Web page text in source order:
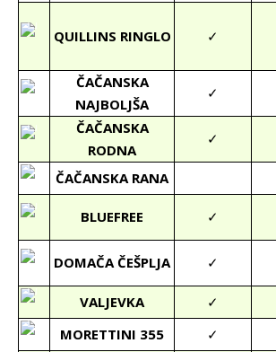
QUILLINS RINGLO ✓
ČAČANSKA
NAJBOLJŠA
✓
ČAČANSKA
RODNA
✓
ČAČANSKA RANA
BLUEFREE ✓
DOMAČA ČEŠPLJA
✓
VALJEVKA
✓
MORETTINI 355
✓